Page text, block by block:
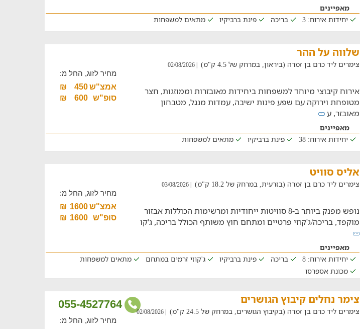
מאפיינים
יחידות אירוח: 3
בריכה פינת ברביקיו מתאים למשפחות
שלווה על ההר
צימרים ליד כרם בן זמרה (ביראון, במרחק של 4.5 ק"מ) | 02/08/2026
אירוח קיבוצי מיוחד למשפחות ביחידות מאובזרות וממוזגות, חצר
מטופחת וירוקה עם שפע פינות ישיבה, עמדות מנגל, מטבחון
מאובזר, ע
מחיר לזוג, החל מ:
אמצ"ש450
₪
סופ"ש
600
₪
מאפיינים
יחידות אירוח: 38
פינת ברביקיו מתאים למשפחות
אליס סוויט
צימרים ליד כרם בן זמרה (בזרעית, במרחק של 18.2 ק"מ) | 03/08/2026
נופש מפנק ביותר ב-8 סוויטות ייחודיות ומרשימות הכוללות אבזור
מוקפד, בריכה/ג'קוזי פרטיים ומתחם חוץ משותף הכולל בריכה, ג'קו
מחיר לזוג, החל מ:
אמצ"ש1600
₪
סופ"ש
1600
₪
מאפיינים
יחידות אירוח: 8
בריכה פינת ברביקיו ג'קוזי זרמים במתחם
מתאים למשפחות
מכונת אספרסו
055-4527764 צימר נחלים קיבוץ הגושרים
צימרים ליד כרם בן זמרה (בקיבוץ הגושרים, במרחק של 24.5 ק"מ) | 02/08/2026
מחיר לזוג, החל מ: